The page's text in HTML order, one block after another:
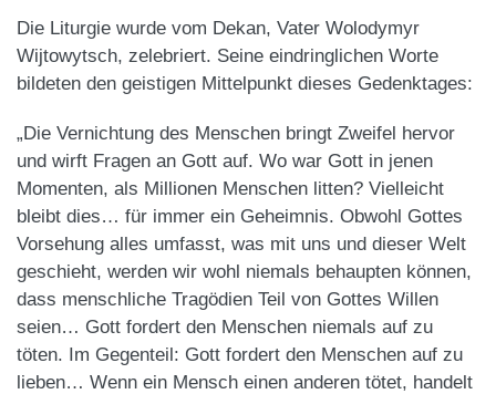
Die Liturgie wurde vom Dekan, Vater Wolodymyr
Wijtowytsch, zelebriert. Seine eindringlichen Worte
bildeten den geistigen Mittelpunkt dieses Gedenktages:
„Die Vernichtung des Menschen bringt Zweifel hervor
und wirft Fragen an Gott auf. Wo war Gott in jenen
Momenten, als Millionen Menschen litten? Vielleicht
bleibt dies… für immer ein Geheimnis. Obwohl Gottes
Vorsehung alles umfasst, was mit uns und dieser Welt
geschieht, werden wir wohl niemals behaupten können,
dass menschliche Tragödien Teil von Gottes Willen
seien… Gott fordert den Menschen niemals auf zu
töten. Im Gegenteil: Gott fordert den Menschen auf zu
lieben… Wenn ein Mensch einen anderen tötet, handelt